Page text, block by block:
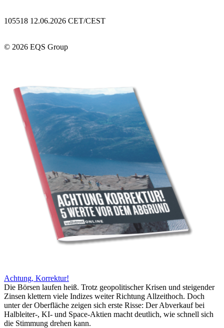
105518 12.06.2026 CET/CEST
© 2026 EQS Group
Achtung, Korrektur!
Die Börsen laufen heiß. Trotz geopolitischer Krisen und steigender
Zinsen klettern viele Indizes weiter Richtung Allzeithoch. Doch
unter der Oberfläche zeigen sich erste Risse: Der Abverkauf bei
Halbleiter-, KI- und Space-Aktien macht deutlich, wie schnell sich
die Stimmung drehen kann.